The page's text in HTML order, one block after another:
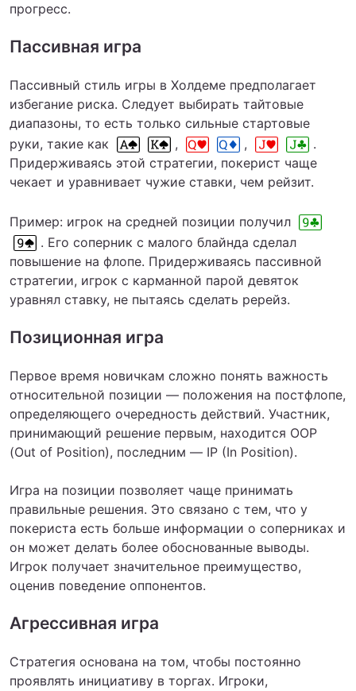
прогресс.
Пассивная игра
Пассивный стиль игры в Холдеме предполагает
избегание риска. Следует выбирать тайтовые
диапазоны, то есть только сильные стартовые
руки, такие как
, ,
.
Придерживаясь этой стратегии, покерист чаще
чекает и уравнивает чужие ставки, чем рейзит.
Пример: игрок на средней позиции получил
. Его соперник с малого блайнда сделал
повышение на флопе. Придерживаясь пассивной
стратегии, игрок с карманной парой девяток
уравнял ставку, не пытаясь сделать ререйз.
Позиционная игра
Первое время новичкам сложно понять важность
относительной позиции — положения на постфлопе,
определяющего очередность действий. Участник,
принимающий решение первым, находится OOP
(Out of Position), последним — IP (In Position).
Игра на позиции позволяет чаще принимать
правильные решения. Это связано с тем, что у
покериста есть больше информации о соперниках и
он может делать более обоснованные выводы.
Игрок получает значительное преимущество,
оценив поведение оппонентов.
Агрессивная игра
Стратегия основана на том, чтобы постоянно
проявлять инициативу в торгах. Игроки,